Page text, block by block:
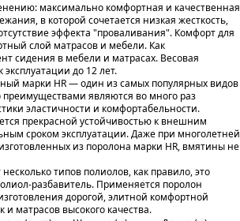
максимально комфортная и качественная
в которой сочетается низкая жесткость,
эффекта "проваливания". Комфорт для
слой матрасов и мебели. Как
сидения в мебели и матрасах. Весовая
эксплуатации до 12 лет.
марки HR — один из самых популярных видов
преимуществами являются во много раз
эластичности и комфортабельности.
прекрасной устойчивостью к внешним
сроком эксплуатации. Даже при многолетней
из поролона марки HR, вмятины не
типов полиолов, как правило, это
разбавитель. Применяется поролон
дорогой, элитной комфортной
матрасов высокого качества.